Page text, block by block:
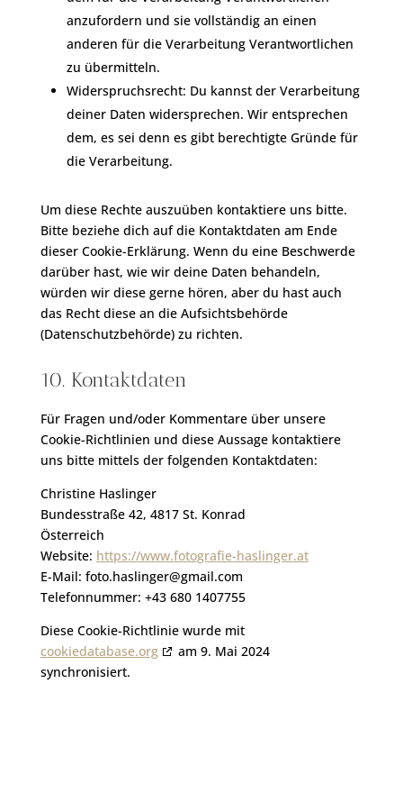
anzufordern und sie vollständig an einen
anderen für die Verarbeitung Verantwortlichen
zu übermitteln.
Widerspruchsrecht: Du kannst der Verarbeitung
deiner Daten widersprechen. Wir entsprechen
dem, es sei denn es gibt berechtigte Gründe für
die Verarbeitung.
Um diese Rechte auszuüben kontaktiere uns bitte.
Bitte beziehe dich auf die Kontaktdaten am Ende
dieser Cookie-Erklärung. Wenn du eine Beschwerde
darüber hast, wie wir deine Daten behandeln,
würden wir diese gerne hören, aber du hast auch
das Recht diese an die Aufsichtsbehörde
(Datenschutzbehörde) zu richten.
10. Kontaktdaten
Für Fragen und/oder Kommentare über unsere
Cookie-Richtlinien und diese Aussage kontaktiere
uns bitte mittels der folgenden Kontaktdaten:
Christine Haslinger
Bundesstraße 42, 4817 St. Konrad
Österreich
Website: https://www.fotografie-haslinger.at
E-Mail: foto.haslinger@gmail.com
Telefonnummer: +43 680 1407755
Diese Cookie-Richtlinie wurde mit
cookiedatabase.org
am 9. Mai 2024
synchronisiert.